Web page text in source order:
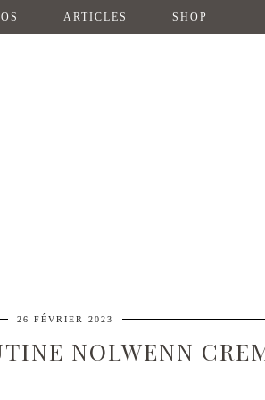
ARTICLES SHOP
26 FÉVRIER 2023
NOLWENN